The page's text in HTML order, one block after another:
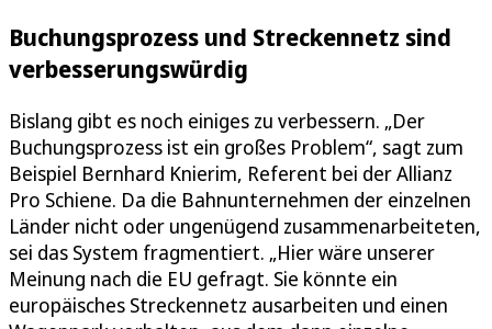
Buchungsprozess und Streckennetz sind
verbesserungswürdig
Bislang gibt es noch einiges zu verbessern. „Der
Buchungsprozess ist ein großes Problem“, sagt zum
Beispiel Bernhard Knierim, Referent bei der Allianz
Pro Schiene. Da die Bahnunternehmen der einzelnen
Länder nicht oder ungenügend zusammenarbeiteten,
sei das System fragmentiert. „Hier wäre unserer
Meinung nach die EU gefragt. Sie könnte ein
europäisches Streckennetz ausarbeiten und einen